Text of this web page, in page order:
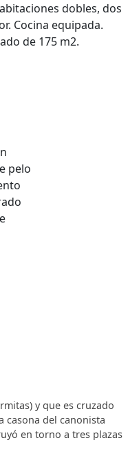
dobles, dos
Cocina equipada.
de 175 m2.
pelo
y que es cruzado
casona del canonista
en torno a tres plazas